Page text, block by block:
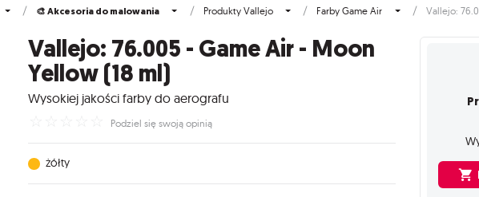
🎨 Akcesoria do malowania Produkty Vallejo Farby Game Air Vallejo:
Vallejo: 76.005 - Game Air - Moon
Yellow (18 ml)
Wysokiej jakości farby do aerografu
Podziel się swoją opinią
żółty